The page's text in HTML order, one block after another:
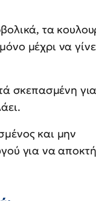
τα
μέχρι να
σκεπασμένη
και μην
για να